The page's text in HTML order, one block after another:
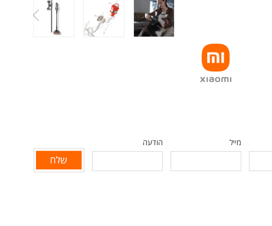
מייל הודעה